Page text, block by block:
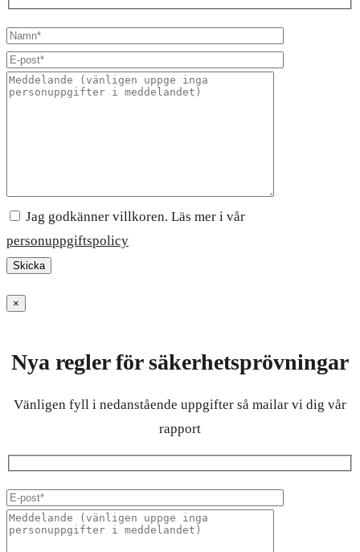
Jag godkänner villkoren. Läs mer i vår
personuppgiftspolicy
×
Nya regler för säkerhetsprövningar
Vänligen fyll i nedanstående uppgifter så mailar vi dig vår
rapport